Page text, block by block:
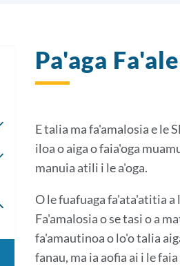
Pa'aga
E talia ma fa'amalosia e le
iloa o aiga o faia'oga
manuia atili i le a'oga.
O le fuafuaga fa'ata'atitia a
Fa'amalosia o se tasi o a
fa'amautinoa o lo'o talia
fanau, ma ia aofia ai i le
Fa'asolo
Fa'asolo
laiti
Fa'asolo
lisi